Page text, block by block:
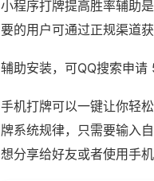
小程序打牌提高胜率辅助
要的用户可通过正规渠道获
辅助安装，可QQ搜索申
手机打牌可以一键让你轻
牌系统规律，只需要输入
想分享给好友或者使用手